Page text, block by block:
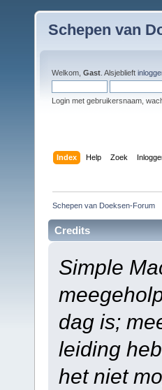
Schepen van
Welkom, Gast . Alsjeblieft
Login met gebruikersnaam,
Index Help Zoek
Schepen van Doeksen-Forum
Credits
Simple
dag is;
leiding
het niet